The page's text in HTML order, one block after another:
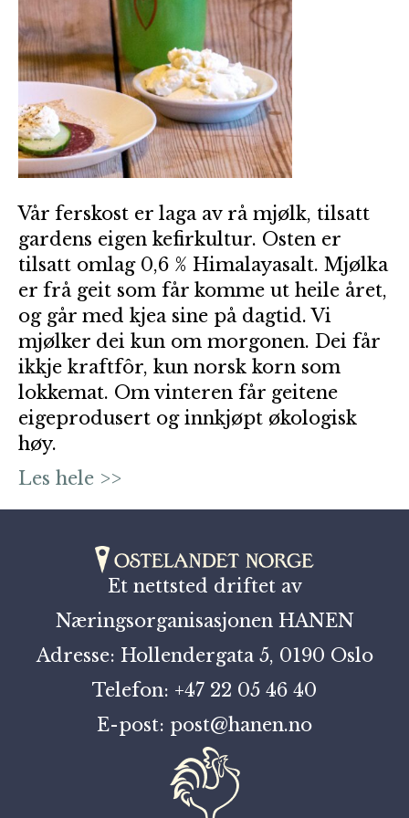
Vår ferskost er laga av rå mjølk, tilsatt
gardens eigen kefirkultur. Osten er
tilsatt omlag 0,6 % Himalayasalt. Mjølka
er frå geit som får komme ut heile året,
og går med kjea sine på dagtid. Vi
mjølker dei kun om morgonen. Dei får
ikkje kraftfôr, kun norsk korn som
lokkemat. Om vinteren får geitene
eigeprodusert og innkjøpt økologisk
høy.
Les hele >>
Et nettsted driftet av
Næringsorganisasjonen HANEN
Adresse: Hollendergata 5, 0190 Oslo
Telefon: +47 22 05 46 40
E-post: post@hanen.no